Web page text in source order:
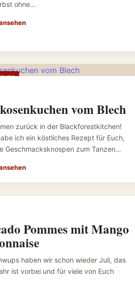
ohne…
vom Blech
zurück in der Blackforestkitchen!
ich ein köstliches Rezept für Euch,
Geschmacksknospen zum Tanzen…
Pommes mit Mango
haben wir schon wieder Juli, das
ist vorbei und für viele von Euch